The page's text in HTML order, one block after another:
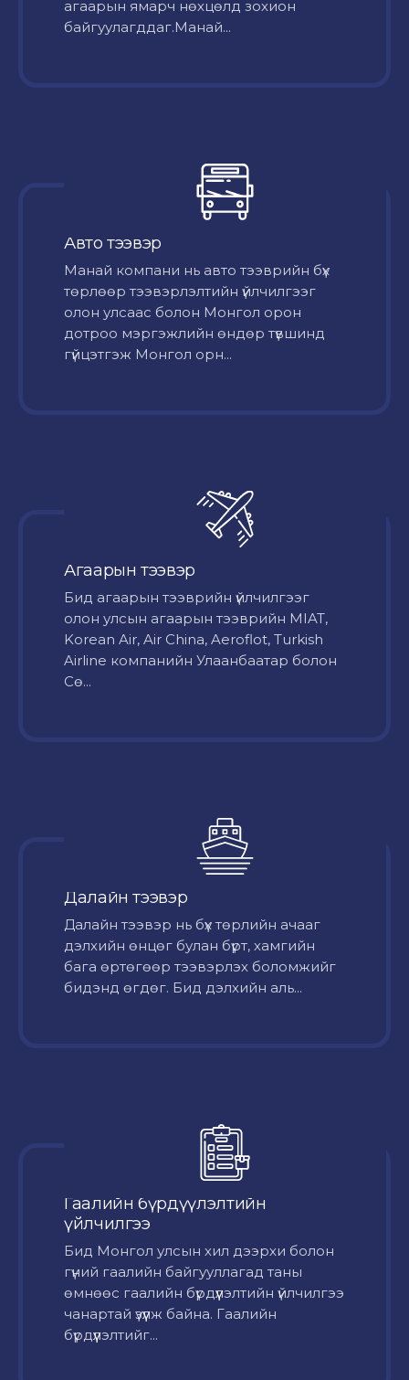
агаарын ямарч нөхцөлд зохион
байгуулагддаг.Манай...
Авто тээвэр
Mанай компани нь авто тээврийн бүх
төрлөөр тээвэрлэлтийн үйлчилгээг
олон улсаас болон Монгол орон
дотроо мэргэжлийн өндөр түвшинд
гүйцэтгэж Монгол орн...
Агаарын тээвэр
Бид агаарын тээврийн үйлчилгээг
олон улсын агаарын тээврийн MIAT,
Korean Air, Air China, Aeroflot, Turkish
Airline компанийн Улаанбаатар болон
Сө...
Далайн тээвэр
Далайн тээвэр нь бүх төрлийн ачааг
дэлхийн өнцөг булан бүрт, хамгийн
бага өртөгөөр тээвэрлэх боломжийг
бидэнд өгдөг. Бид дэлхийн аль...
Гаалийн бүрдүүлэлтийн
үйлчилгээ
Бид Монгол улсын хил дээрхи болон
гүний гаалийн байгууллагад таны
өмнөөс гаалийн бүрдүүлэлтийн үйлчилгээ
чанартай үзүүлж байна. Гаалийн
бүрдүүлэлтийг...